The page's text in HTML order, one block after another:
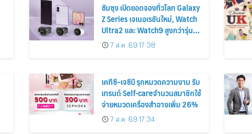
ซัมซุง เปิดยอดจองทั่วโลก Galaxy
Z Series เจเนอเรชันใหม่, Watch
Ultra2 และ Watch9 สูงกว่ารุ่น
ก่อนหน้ากว่า 30%
7 ส.ค. 69 17:38
เคทีซี–เจซีบี รุกหมวดความงาม รับ
เทรนด์ Self-careจำนวนสมาชิกใช้
จ่ายหมวดเครื่องสำอางเพิ่ม 26%
7 ส.ค. 69 17:34